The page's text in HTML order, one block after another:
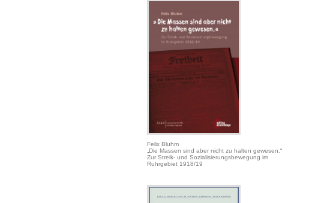
Felix Bluhm
„Die Massen sind aber nicht zu halten gewesen.“
Zur Streik- und Sozialisierungsbewegung im
Ruhrgebiet 1918/19